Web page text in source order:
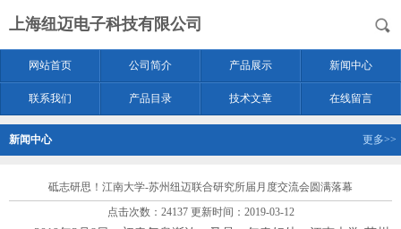
上海纽迈电子科技有限公司
网站首页 公司简介 产品展示 新闻中心
联系我们 产品目录 技术文章 在线留言
新闻中心 更多>>
砥志研思！江南大学-苏州纽迈联合研究所届月度交流会圆满落幕
点击次数：24137 更新时间：2019-03-12